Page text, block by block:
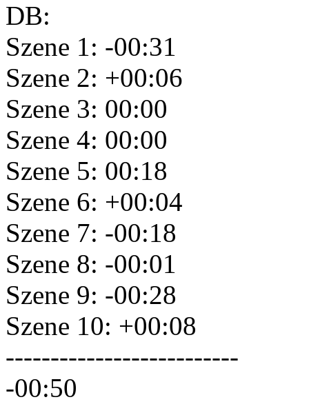
DB:
Szene 1: -00:31
Szene 2: +00:06
Szene 3: 00:00
Szene 4: 00:00
Szene 5: 00:18
Szene 6: +00:04
Szene 7: -00:18
Szene 8: -00:01
Szene 9: -00:28
Szene 10: +00:08
--------------------------
-00:50